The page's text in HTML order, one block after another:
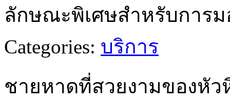
ลักษณะพิเศษสำหรับการ
Categories: บริการ
ชายหาดที่สวยงามของหั